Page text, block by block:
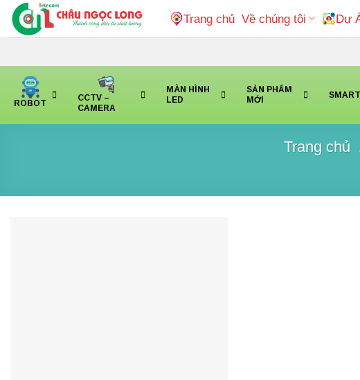
Bỏ
qua
Trang chủ Về chúng tôi Dự
ROBOT
CCTV –
CAMERA
MÀN HÌNH
LED
SẢN PHẨM
MỚI
Trang chủ